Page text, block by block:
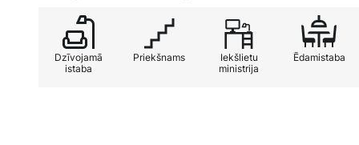
Dzīvojamā
istaba
Priekšnams
Iekšlietu
ministrija
Ēdamistaba